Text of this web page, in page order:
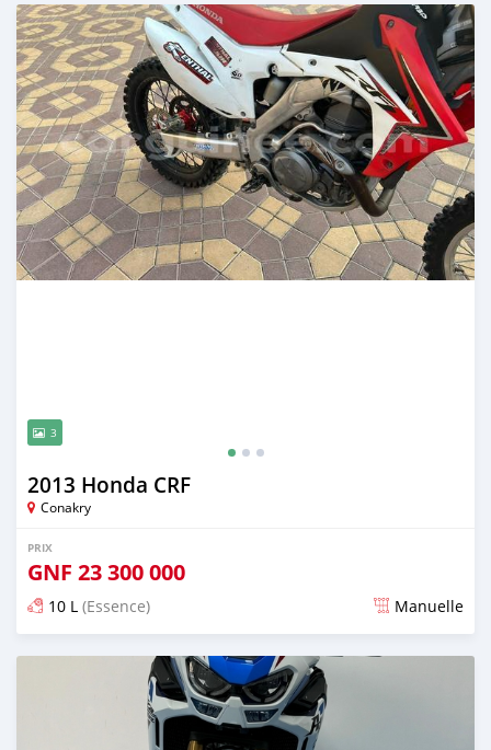
3
2013 Honda CRF
Conakry
PRIX
GNF 23 300 000
10 L (Essence) Manuelle
Publié il y a presque 2 ans